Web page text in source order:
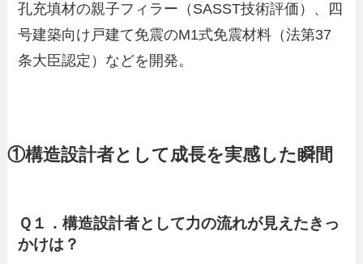
孔充填材の親子フィラー（SASST技術評価）、四
号建築向け戸建て免震のM1式免震材料（法第37
条大臣認定）などを開発。
①構造設計者として成長を実感した瞬間
Ｑ１．構造設計者として力の流れが見えたきっ
かけは？